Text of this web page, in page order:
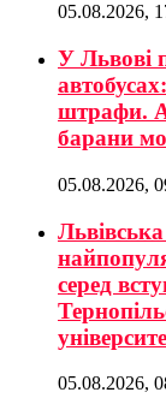
05.08.2026,
У Львові
штрафи.
барани
05.08.2026,
серед
05.08.2026,